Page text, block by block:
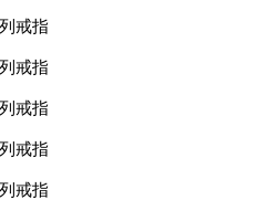
戒指
戒指
戒指
戒指
戒指